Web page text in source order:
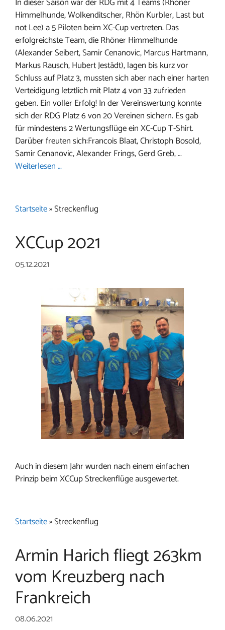
Himmelhunde, Wolkenditscher, Rhön Kurbler, Last but
not Lee) a 5 Piloten beim XC-Cup vertreten. Das
erfolgreichste Team, die Rhöner Himmelhunde
(Alexander Seibert, Samir Cenanovic, Marcus Hartmann,
Markus Rausch, Hubert Jestädt), lagen bis kurz vor
Schluss auf Platz 3, mussten sich aber nach einer harten
Verteidigung letztlich mit Platz 4 von 33 zufrieden
geben. Ein voller Erfolg! In der Vereinswertung konnte
sich der RDG Platz 6 von 20 Vereinen sichern. Es gab
für mindestens 2 Wertungsflüge ein XC-Cup T-Shirt.
Darüber freuten sich:Francois Blaat, Christoph Bosold,
Samir Cenanovic, Alexander Frings, Gerd Greb, …
Weiterlesen …
Startseite»Streckenflug
XCCup 2021
05.12.2021
Auch in diesem Jahr wurden nach einem einfachen
Prinzip beim XCCup Streckenflüge ausgewertet.
Startseite»Streckenflug
Armin Harich fliegt 263km
vom Kreuzberg nach
Frankreich
08.06.2021